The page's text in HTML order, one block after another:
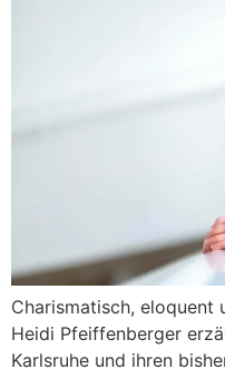
Charismatisch, eloquent
Heidi Pfeiffenberger
Karlsruhe und ihren